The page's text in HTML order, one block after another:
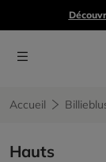
Accueil
Hauts